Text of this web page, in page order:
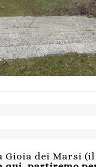
Gioia dei Marsi